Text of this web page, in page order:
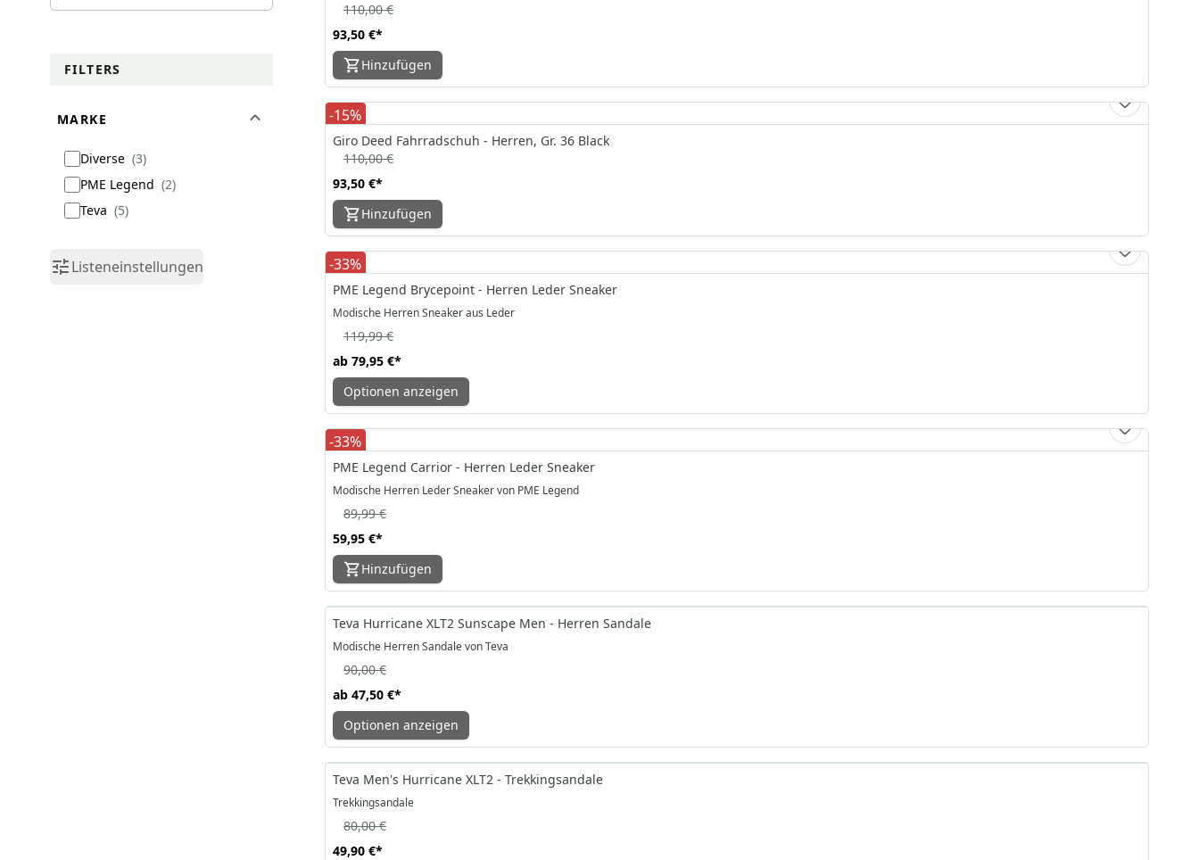
FILTERS
MARKE
Diverse
3
PME Legend
2
Teva
5
Listeneinstellungen
93,50 €*
110,00 €
Hinzufügen
-15%
Giro Deed Fahrradschuh - Herren, Gr. 36 Black
93,50 €*
110,00 €
Hinzufügen
-33%
PME Legend Brycepoint - Herren Leder Sneaker
Modische Herren Sneaker aus Leder
ab 79,95 €*
119,99 €
Optionen anzeigen
-33%
PME Legend Carrior - Herren Leder Sneaker
Modische Herren Leder Sneaker von PME Legend
59,95 €*
89,99 €
Hinzufügen
-47%
Teva Hurricane XLT2 Sunscape Men - Herren Sandale
Modische Herren Sandale von Teva
ab 47,50 €*
90,00 €
Optionen anzeigen
-38%
Teva Men's Hurricane XLT2 - Trekkingsandale
Trekkingsandale
49,90 €*
80,00 €